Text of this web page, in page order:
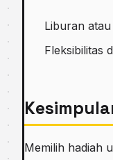
Liburan
Fleksibilitas
Memilih hadiah